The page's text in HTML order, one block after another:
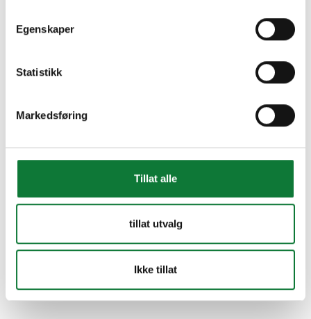
Egenskaper
Statistikk
Markedsføring
Tillat alle
tillat utvalg
Ikke tillat